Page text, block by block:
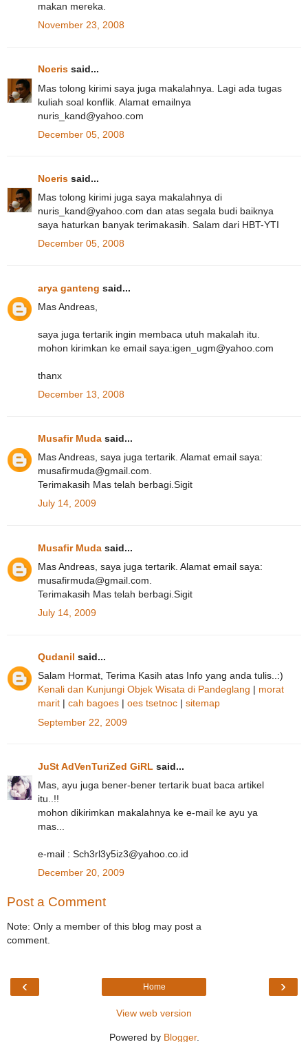
makan mereka.
November 23, 2008
Noeris said...
Mas tolong kirimi saya juga makalahnya. Lagi ada tugas
kuliah soal konflik. Alamat emailnya
nuris_kand@yahoo.com
December 05, 2008
Noeris said...
Mas tolong kirimi juga saya makalahnya di
nuris_kand@yahoo.com dan atas segala budi baiknya
saya haturkan banyak terimakasih. Salam dari HBT-YTI
December 05, 2008
arya ganteng said...
Mas Andreas,
saya juga tertarik ingin membaca utuh makalah itu.
mohon kirimkan ke email saya:igen_ugm@yahoo.com
thanx
December 13, 2008
Musafir Muda said...
Mas Andreas, saya juga tertarik. Alamat email saya:
musafirmuda@gmail.com.
Terimakasih Mas telah berbagi.Sigit
July 14, 2009
Musafir Muda said...
Mas Andreas, saya juga tertarik. Alamat email saya:
musafirmuda@gmail.com.
Terimakasih Mas telah berbagi.Sigit
July 14, 2009
Qudanil said...
Salam Hormat, Terima Kasih atas Info yang anda tulis..:)
Kenali dan Kunjungi Objek Wisata di Pandeglang | morat
marit | cah bagoes | oes tsetnoc | sitemap
September 22, 2009
JuSt AdVenTuriZed GiRL said...
Mas, ayu juga bener-bener tertarik buat baca artikel
itu..!!
mohon dikirimkan makalahnya ke e-mail ke ayu ya
mas...
e-mail : Sch3rl3y5iz3@yahoo.co.id
December 20, 2009
Post a Comment
Note: Only a member of this blog may post a
comment.
‹ ›
Home
View web version
Powered by Blogger.